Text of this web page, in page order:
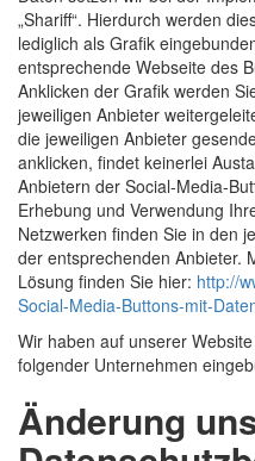
„Shariff“. Hierdurch werden
lediglich als Grafik
entsprechende Webseite des
Anklicken der Grafik werden
jeweiligen Anbieter
die jeweiligen Anbieter
anklicken, findet keinerlei
Anbietern der Social-Media-
Erhebung und Verwendung
Netzwerken finden Sie in den
der entsprechenden Anbieter.
Lösung finden Sie hier: http://
Social-Media-Buttons-mit-
Wir haben auf unserer
folgender Unternehmen
Änderung